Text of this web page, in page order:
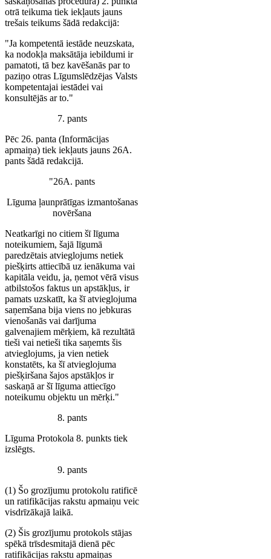
otrā teikuma tiek iekļauts jauns
trešais teikums šādā redakcijā:
"Ja kompetentā iestāde neuzskata,
ka nodokļa maksātāja iebildumi ir
pamatoti, tā bez kavēšanās par to
paziņo otras Līgumslēdzējas Valsts
kompetentajai iestādei vai
konsultējās ar to."
7. pants
Pēc 26. panta (Informācijas
apmaiņa) tiek iekļauts jauns 26A.
pants šādā redakcijā.
"26A. pants
Līguma ļaunprātīgas izmantošanas
novēršana
Neatkarīgi no citiem šī līguma
noteikumiem, šajā līgumā
paredzētais atvieglojums netiek
piešķirts attiecībā uz ienākuma vai
kapitāla veidu, ja, ņemot vērā visus
atbilstošos faktus un apstākļus, ir
pamats uzskatīt, ka šī atvieglojuma
saņemšana bija viens no jebkuras
vienošanās vai darījuma
galvenajiem mērķiem, kā rezultātā
tieši vai netieši tika saņemts šis
atvieglojums, ja vien netiek
konstatēts, ka šī atvieglojuma
piešķiršana šajos apstākļos ir
saskaņā ar šī līguma attiecīgo
noteikumu objektu un mērķi."
8. pants
Līguma Protokola 8. punkts tiek
izslēgts.
9. pants
(1) Šo grozījumu protokolu ratificē
un ratifikācijas rakstu apmaiņu veic
visdrīzākajā laikā.
(2) Šis grozījumu protokols stājas
spēkā trīsdesmitajā dienā pēc
ratifikācijas rakstu apmaiņas